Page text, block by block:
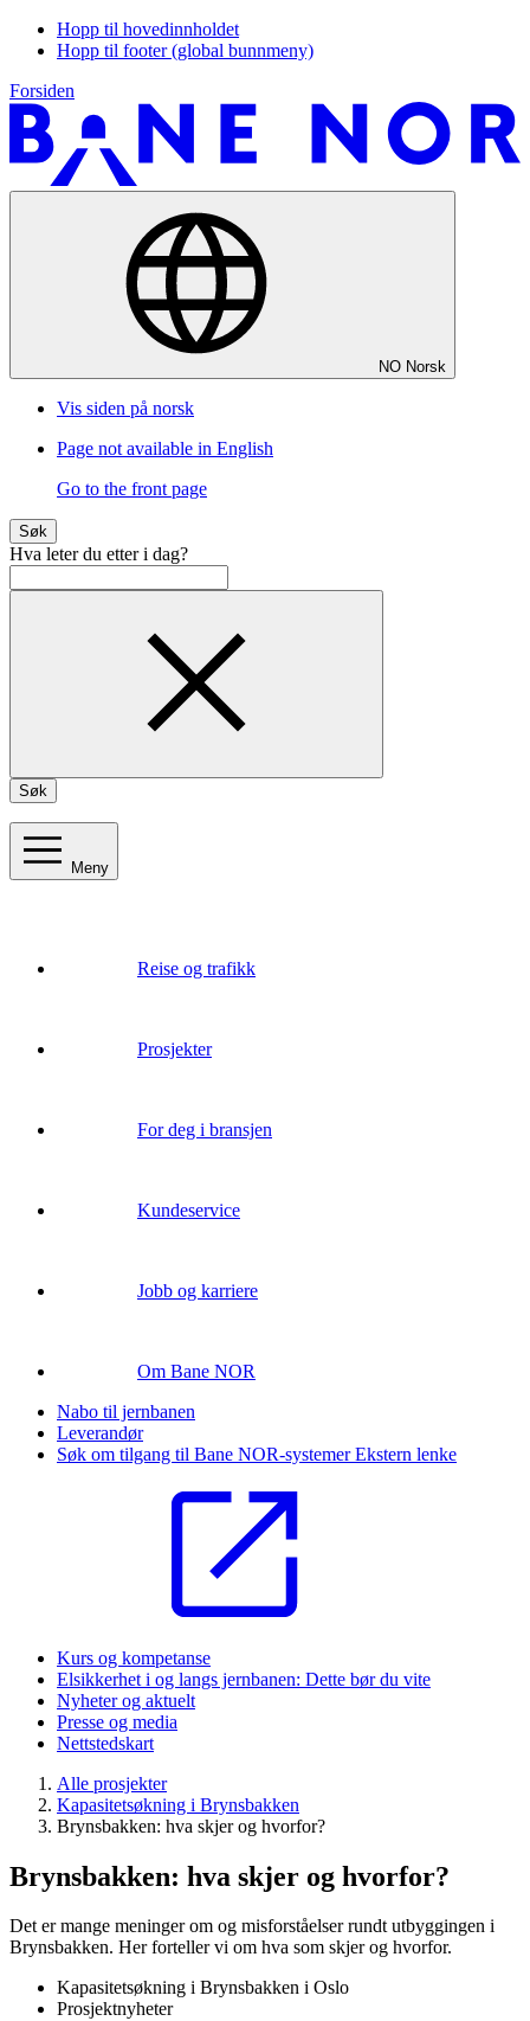
Hopp til hovedinnholdet
Hopp til footer (global bunnmeny)
Forsiden
NO Norsk
Vis siden på norsk
Page not available in English
Go to the front page
Søk
Hva leter du etter i dag?
Søk
Meny
Reise og trafikk
Prosjekter
For deg i bransjen
Kundeservice
Jobb og karriere
Om Bane NOR
Nabo til jernbanen
Leverandør
Søk om tilgang til Bane NOR-systemerEkstern lenke
Kurs og kompetanse
Elsikkerhet i og langs jernbanen: Dette bør du vite
Nyheter og aktuelt
Presse og media
Nettstedskart
Alle prosjekter
Kapasitetsøkning i Brynsbakken
Brynsbakken: hva skjer og hvorfor?
Brynsbakken: hva skjer og hvorfor?
Det er mange meninger om og misforståelser rundt utbyggingen i
Brynsbakken. Her forteller vi om hva som skjer og hvorfor.
Kapasitetsøkning i Brynsbakken i Oslo
Prosjektnyheter